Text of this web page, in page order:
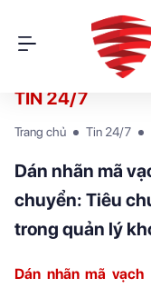
TIN 24/7
Trang chủ Tin 24/7
Dán nhãn mã
chuyển: Tiêu
trong quản lý
Dán nhãn mã vạch